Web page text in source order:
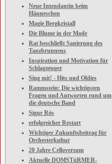
Neue Intendantin beim
Hänneschen
Magie Bergkristall
Die Blume in der Mode
Rat beschließt Sanierung des
Tanzbrunnens
Inspiration und Motivation für
Schlagzeuger
Sing mit! - Hits und Oldies
Rammstein: Die wichtigsten
Fragen und Antworten rund um
die deutsche Band
Sigur Rós
erfolgreicher Restart
Wichtiger Zukunftsbeitrag für
Orchesterkultur
20 Jahre Celloversum
Aktuelle DOMSTüRMER-